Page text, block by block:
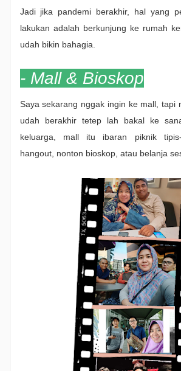
Jadi jika pandemi berakhir, hal yang
lakukan adalah berkunjung ke rumah
udah bikin bahagia.
- Mall & Bioskop
Saya sekarang nggak ingin ke mall, tapi
udah berakhir tetep lah bakal ke
keluarga, mall itu ibaran piknik
hangout, nonton bioskop, atau belanja